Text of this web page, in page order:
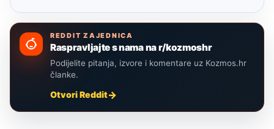
REDDIT ZAJEDNICA
Raspravljajte s nama na r/kozmoshr
Podijelite pitanja, izvore i komentare uz Kozmos.hr
članke.
Otvori Reddit